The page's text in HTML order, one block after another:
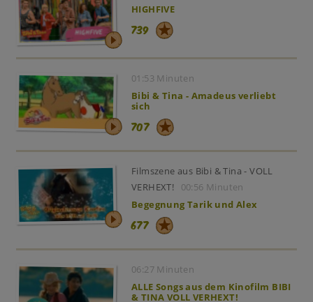
HIGHFIVE
739
01:53 Minuten
Bibi & Tina - Amadeus verliebt
sich
707
Filmszene aus Bibi & Tina - VOLL
VERHEXT!
00:56 Minuten
Begegnung Tarik und Alex
677
06:27 Minuten
ALLE Songs aus dem Kinofilm BIBI
& TINA VOLL VERHEXT!